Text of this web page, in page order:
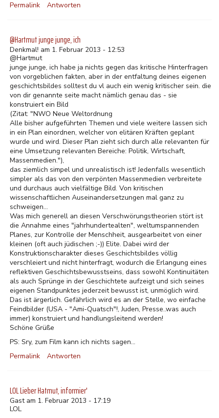
Permalink
Antworten
@Hartmut junge junge, ich
Denkmal! am 1. Februar 2013 - 12:53
@Hartmut
junge junge, ich habe ja nichts gegen das kritische Hinterfragen
von vorgeblichen fakten, aber in der entfaltung deines eigenen
geschichtsbildes solltest du vl auch ein wenig kritischer sein. die
von dir genannte seite macht nämlich genau das - sie
konstruiert ein Bild
(Zitat: "NWO Neue Weltordnung
Alle bisher aufgeführten Themen und viele weitere lassen sich
in ein Plan einordnen, welcher von elitären Kräften geplant
wurde und wird. Dieser Plan zieht sich durch alle relevanten für
eine Umsetzung relevanten Bereiche: Politik, Wirtschaft,
Massenmedien."),
das ziemlich simpel und unrealistisch ist! Jedenfalls wesentlich
simpler als das von den verpönten Massenmedien verbreitete
und durchaus auch vielfältige Bild. Von kritischen
wissenschaftlichen Auseinandersetzungen mal ganz zu
schweigen...
Was mich generell an diesen Verschwörungstheorien stört ist
die Annahme eines "jahrhundertealten", weltumspannenden
Planes, zur Kontrolle der Menschheit, ausgearbeitet von einer
kleinen (oft auch jüdischen ;-)) Elite. Dabei wird der
Konstruktionscharakter dieses Geschichtsbildes völlig
verschleiert und nicht hinterfragt, wodurch die Erlangung eines
reflektiven Geschichtsbewusstseins, dass sowohl Kontinuitäten
als auch Sprünge in der Geschichtete aufzeigt und sich seines
eigenen Standpunktes jederzeit bewusst ist, unmöglich wird.
Das ist ärgerlich. Gefährlich wird es an der Stelle, wo einfache
Feindbilder (USA - "Ami-Quatsch"!, Juden, Presse..was auch
immer) konstruiert und handlungsleitend werden!
Schöne Grüße
PS: Sry, zum Film kann ich nichts sagen...
Permalink
Antworten
LOL Lieber Hatmut, informier'
Gast am 1. Februar 2013 - 17:19
LOL